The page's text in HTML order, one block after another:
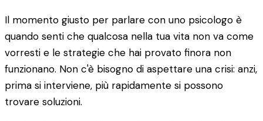
Il momento giusto per parlare con uno psicologo è
quando senti che qualcosa nella tua vita non va come
vorresti e le strategie che hai provato finora non
funzionano. Non c'è bisogno di aspettare una crisi: anzi,
prima si interviene, più rapidamente si possono
trovare soluzioni.